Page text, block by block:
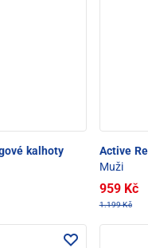
kalhoty
Active
Muži
959 Kč
1.199 Kč